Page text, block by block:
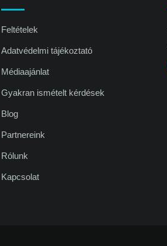
Feltételek
Adatvédelmi tájékoztató
Médiaajánlat
Gyakran ismételt kérdések
Blog
Partnereink
Rólunk
Kapcsolat